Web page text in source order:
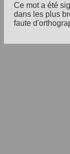
Ce mot a été
dans les plus
faute